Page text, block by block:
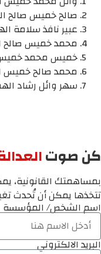
صالح خميس صالح
عبير نافذ سلامة
محمد خميس صالح
خميس محمد خميس
محمد صالح خميس
سهر وائل رشاد الهمص
كن صوت
بمساهمتك القانونية،
تتخذها يمكن أن تُحدث
اسم الشخص/ المؤسسة
البريد الالكتروني